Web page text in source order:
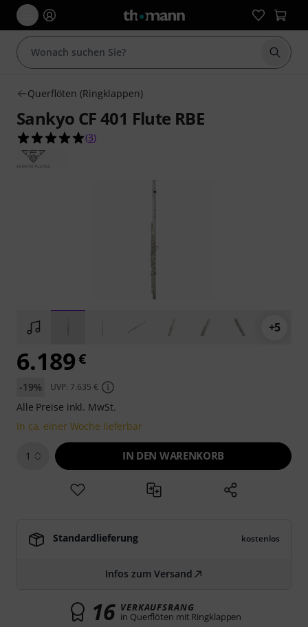
Suche
Querflöten (Ringklappen)
Sankyo CF 401 Flute RBE
5.0 von 5 Sternen aus 3 Kundenbewertungen
(3)
+5
6.189€
-19% UVP: 7.635 €
Alle Preise inkl. MwSt.
In ca. einer Woche lieferbar
1 IN DEN WARENKORB
Standardlieferung kostenlos
Infos zum Versand
16 VERKAUFSRANG
in Querflöten mit Ringklappen